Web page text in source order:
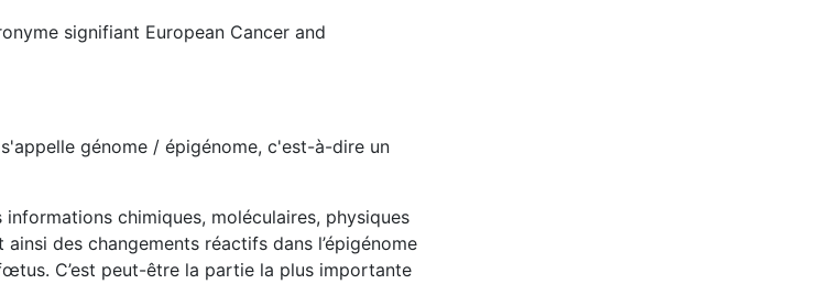
signifiant European Cancer and
génome / épigénome, c'est-à-dire un
chimiques, moléculaires, physiques
des changements réactifs dans l’épigénome
C’est peut-être la partie la plus importante